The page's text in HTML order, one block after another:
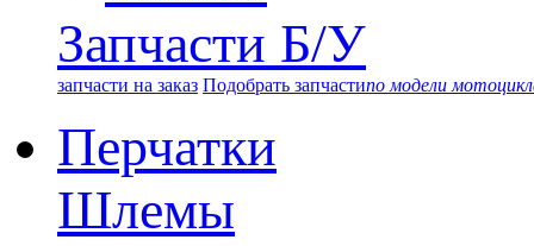
Запчасти Б/У
запчасти на заказ Подобрать запчастипо модели
Перчатки
Шлемы